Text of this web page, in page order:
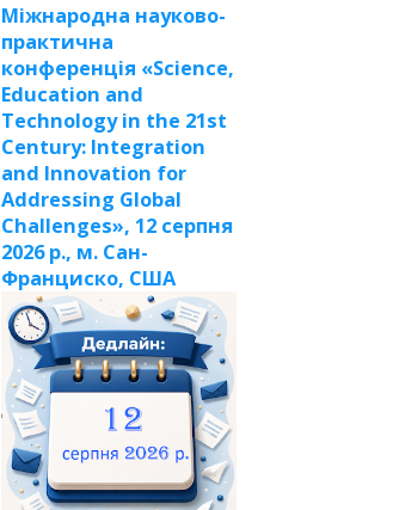
Міжнародна науково-
практична
конференція «Science,
Education and
Technology in the 21st
Century: Integration
and Innovation for
Addressing Global
Challenges», 12 серпня
2026 р., м. Сан-
Франциско, США